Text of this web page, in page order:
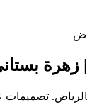
تصميمات